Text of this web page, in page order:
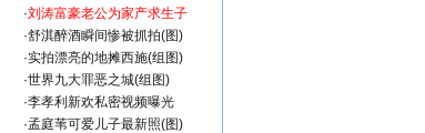
·刘涛富豪老公为家产求生子
·舒淇醉酒瞬间惨被抓拍(图)
·实拍漂亮的地摊西施(组图)
·世界九大罪恶之城(组图)
·李孝利新欢私密视频曝光
·孟庭苇可爱儿子最新照(图)